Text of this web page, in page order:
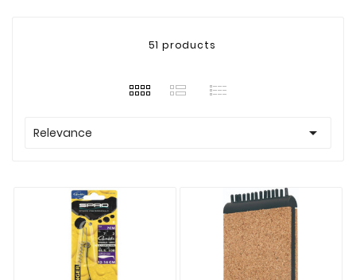
51 products
Relevance 